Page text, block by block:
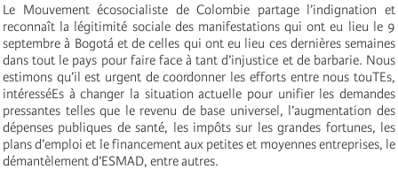
Le Mouvement écosocialiste de Colombie partage l’indignation et
reconnaît la légitimité sociale des manifestations qui ont eu lieu le 9
septembre à Bogotá et de celles qui ont eu lieu ces dernières semaines
dans tout le pays pour faire face à tant d’injustice et de barbarie. Nous
estimons qu’il est urgent de coordonner les efforts entre nous touTEs,
intéresséEs à changer la situation actuelle pour unifier les demandes
pressantes telles que le revenu de base universel, l’augmentation des
dépenses publiques de santé, les impôts sur les grandes fortunes, les
plans d’emploi et le financement aux petites et moyennes entreprises, le
démantèlement d’ESMAD, entre autres.